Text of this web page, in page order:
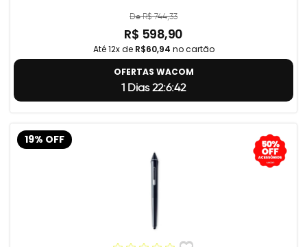
De R$ 744,33
R$ 598,90
Até 12x de R$60,94 no cartão
OFERTAS WACOM
1 Dias 22:6:41
19% OFF